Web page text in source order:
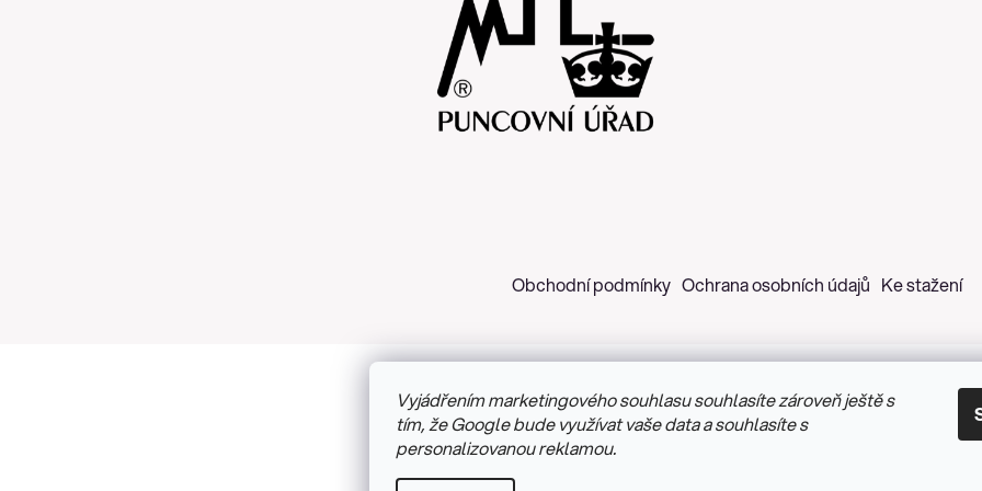
Vyjádřením marketingového souhlasu souhlasíte zároveň ještě s
tím, že Google bude využívat vaše data a souhlasíte s
personalizovanou reklamou.
Obchodní podmínky Ochrana osobních údajů Ke stažení
Copyright 2026Z&H Růžičková. Všechna práva vyhrazena. Upravit